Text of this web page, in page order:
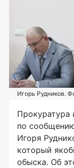
Игорь Рудников.
Прокуратура
по
Игоря
который
обыска. Об